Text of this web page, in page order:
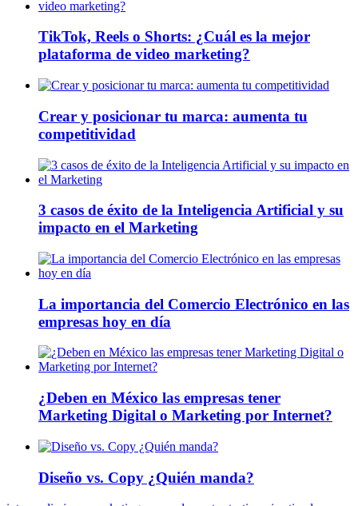
TikTok, Reels o Shorts: ¿Cuál es la mejor
plataforma de video marketing?
Crear y posicionar tu marca: aumenta tu
competitividad
3 casos de éxito de la Inteligencia Artificial y su
impacto en el Marketing
La importancia del Comercio Electrónico en las
empresas hoy en día
¿Deben en México las empresas tener
Marketing Digital o Marketing por Internet?
Diseño vs. Copy ¿Quién manda?